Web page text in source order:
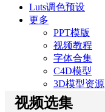
Luts调色预设
更多
PPT模版
视频教程
字体合集
C4D模型
3D模型资源
视频选集